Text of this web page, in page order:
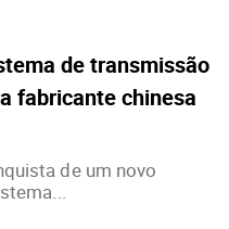
de transmissão
fabricante chinesa
de um novo